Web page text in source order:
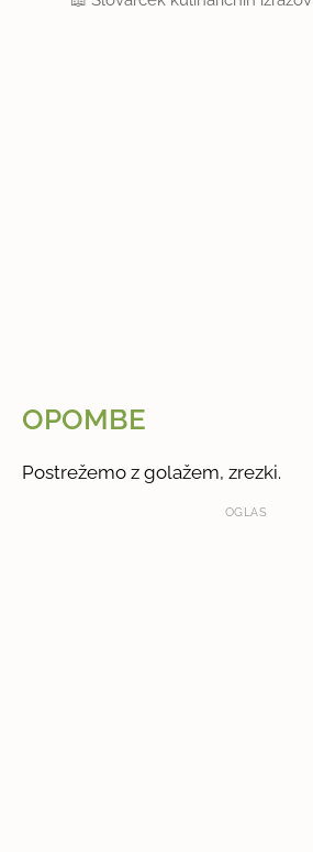
OPOMBE
Postrežemo z golažem, zrezki.
OGLAS